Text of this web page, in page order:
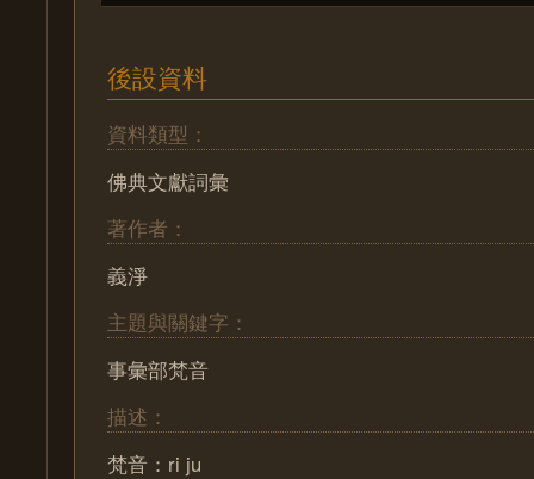
後設資料
資料類型：
佛典文獻詞彙
著作者：
義淨
主題與關鍵字：
事彙部梵音
描述：
梵音：ri ju